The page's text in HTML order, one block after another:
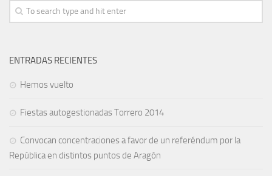
ENTRADAS RECIENTES
Hemos vuelto
Fiestas autogestionadas Torrero 2014
Convocan concentraciones a favor de un referéndum por la
República en distintos puntos de Aragón